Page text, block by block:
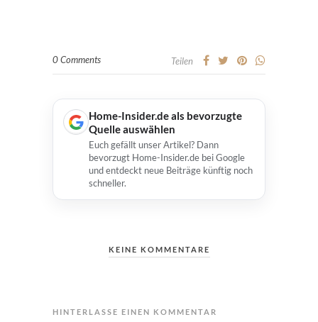
0 Comments Teilen
Home-Insider.de als bevorzugte
Quelle auswählen
Euch gefällt unser Artikel? Dann
bevorzugt Home-Insider.de bei Google
und entdeckt neue Beiträge künftig noch
schneller.
KEINE KOMMENTARE
HINTERLASSE EINEN KOMMENTAR